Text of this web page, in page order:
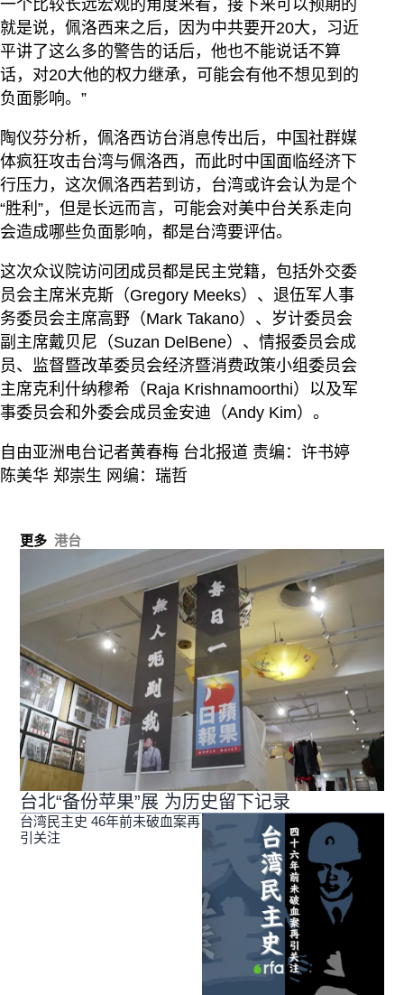
一个比较长远宏观的角度来看，接下来可以预期的
就是说，佩洛西来之后，因为中共要开20大，习近
平讲了这么多的警告的话后，他也不能说话不算
话，对20大他的权力继承，可能会有他不想见到的
负面影响。”
陶仪芬分析，佩洛西访台消息传出后，中国社群媒
体疯狂攻击台湾与佩洛西，而此时中国面临经济下
行压力，这次佩洛西若到访，台湾或许会认为是个
“胜利”，但是长远而言，可能会对美中台关系走向
会造成哪些负面影响，都是台湾要评估。
这次众议院访问团成员都是民主党籍，包括外交委
员会主席米克斯（Gregory Meeks）、退伍军人事
务委员会主席高野（Mark Takano）、岁计委员会
副主席戴贝尼（Suzan DelBene）、情报委员会成
员、监督暨改革委员会经济暨消费政策小组委员会
主席克利什纳穆希（Raja Krishnamoorthi）以及军
事委员会和外委会成员金安迪（Andy Kim）。
自由亚洲电台记者黄春梅 台北报道 责编：许书婷
陈美华 郑崇生 网编：瑞哲
更多 港台
台北“备份苹果”展 为历史留下记录
台湾民主史 46年前未破血案再
引关注